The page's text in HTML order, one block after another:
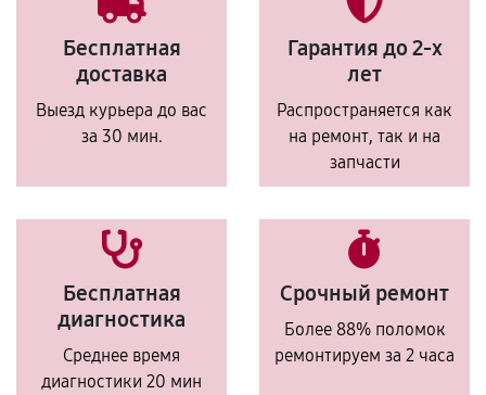
Бесплатная
доставка
Выезд курьера до вас
за 30 мин.
Гарантия до 2-х
лет
Распространяется как
на ремонт, так и на
запчасти
Бесплатная
диагностика
Среднее время
диагностики 20 мин
Срочный ремонт
Более 88% поломок
ремонтируем за 2 часа